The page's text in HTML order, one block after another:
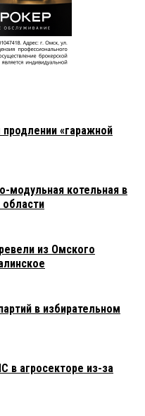
«гаражной
модульная котельная в
из Омского
в избирательном
в агросекторе из-за